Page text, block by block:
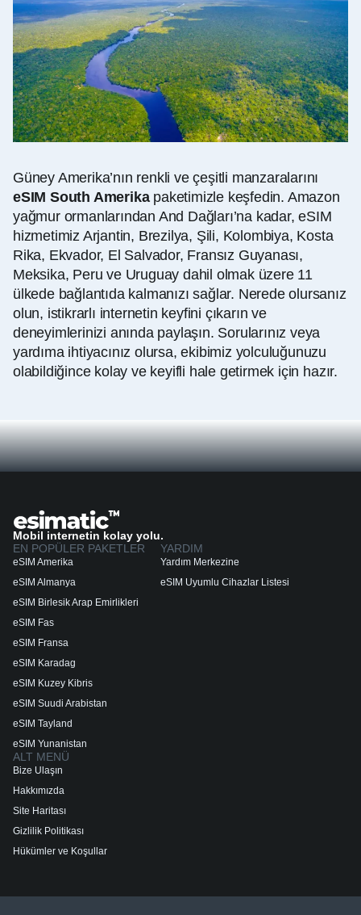
Güney Amerika’nın renkli ve çeşitli manzaralarını
eSIM South Amerikapaketimizle keşfedin. Amazon
yağmur ormanlarından And Dağları’na kadar, eSIM
hizmetimiz Arjantin, Brezilya, Şili, Kolombiya, Kosta
Rika, Ekvador, El Salvador, Fransız Guyanası,
Meksika, Peru ve Uruguay dahil olmak üzere 11
ülkede bağlantıda kalmanızı sağlar. Nerede olursanız
olun, istikrarlı internetin keyfini çıkarın ve
deneyimlerinizi anında paylaşın. Sorularınız veya
yardıma ihtiyacınız olursa, ekibimiz yolculuğunuzu
olabildiğince kolay ve keyifli hale getirmek için hazır.
Mobil internetin kolay yolu.
EN POPÜLER PAKETLER
eSIM Amerika
eSIM Almanya
eSIM Birlesik Arap Emirlikleri
eSIM Fas
eSIM Fransa
eSIM Karadag
eSIM Kuzey Kibris
eSIM Suudi Arabistan
eSIM Tayland
eSIM Yunanistan
YARDIM
Yardım Merkezine
eSIM Uyumlu Cihazlar Listesi
ALT MENÜ
Bize Ulaşın
Hakkımızda
Site Haritası
Gizlilik Politikası
Hükümler ve Koşullar